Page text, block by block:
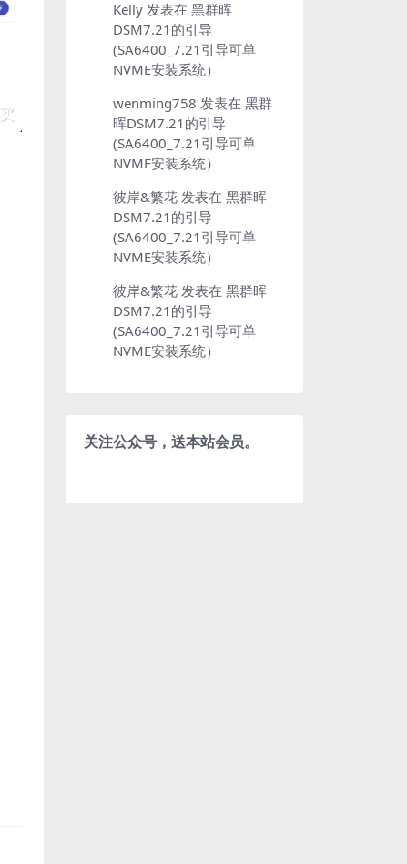
Kelly 发表在 黑群晖
DSM7.21的引导
(SA6400_7.21引导可单
NVME安装系统）
wenming758 发表在 黑群
晖DSM7.21的引导
(SA6400_7.21引导可单
NVME安装系统）
彼岸&繁花 发表在 黑群晖
DSM7.21的引导
(SA6400_7.21引导可单
NVME安装系统）
彼岸&繁花 发表在 黑群晖
DSM7.21的引导
(SA6400_7.21引导可单
NVME安装系统）
关注公众号，送本站会员。